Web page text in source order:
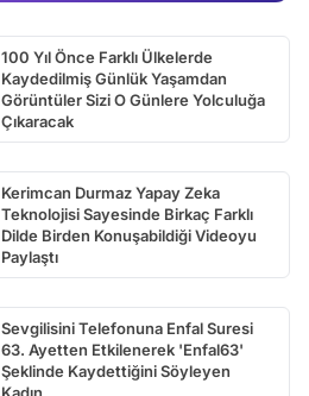
100 Yıl Önce Farklı Ülkelerde
Kaydedilmiş Günlük Yaşamdan
Görüntüler Sizi O Günlere Yolculuğa
Çıkaracak
Kerimcan Durmaz Yapay Zeka
Teknolojisi Sayesinde Birkaç Farklı
Dilde Birden Konuşabildiği Videoyu
Paylaştı
Sevgilisini Telefonuna Enfal Suresi
63. Ayetten Etkilenerek 'Enfal63'
Şeklinde Kaydettiğini Söyleyen
Kadın